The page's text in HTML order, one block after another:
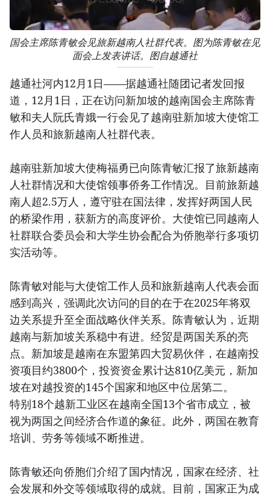
国会主席陈青敏会见旅新越南人社群代表。图为陈青敏在见
面会上发表讲话。图自越通社
越通社河内12月1日——据越通社随团记者发回报
道，12月1日，正在访问新加坡的越南国会主席陈青
敏和夫人阮氏青娥一行会见了越南驻新加坡大使馆工
作人员和旅新越南人社群代表。
越南驻新加坡大使梅福勇已向陈青敏汇报了旅新越南
人社群情况和大使馆领事侨务工作情况。目前旅新越
南人超2.5万人，遵守驻在国法律，发挥好两国人民
的桥梁作用，获新方的高度评价。大使馆已同越南人
社群联合委员会和大学生协会配合为侨胞举行多项切
实活动等。
陈青敏对能与大使馆工作人员和旅新越南人代表会面
感到高兴，强调此次访问的目的在于在2025年将双
边关系提升至全面战略伙伴关系。陈青敏认为，近期
越南与新加坡关系稳中有进。经贸是两国关系的亮
点。新加坡是越南在东盟第四大贸易伙伴，在越南投
资项目约3800个，投资资金累计达810亿美元，新加
坡在对越投资的145个国家和地区中位居第二。
特别18个越新工业区在越南全国13个省市成立，被
视为两国之间经济合作道的象征。此外，两国在教育
培训、劳务等领域不断推进。
陈青敏还向侨胞们介绍了国内情况，国家在经济、社
会发展和外交等领域取得的成就。目前，国家正为成